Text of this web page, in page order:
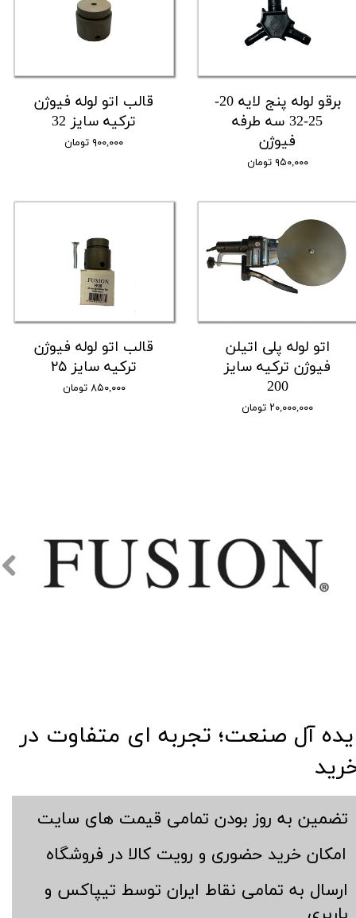
برقو لوله پنج لایه 20-
25-32 سه طرفه
فیوژن
۹۵۰,۰۰۰ تومان
قالب اتو لوله فیوژن
ترکیه سایز 32
۹۰۰,۰۰۰ تومان
اتو لوله پلی اتیلن
فیوژن ترکیه سایز
200
۲۰,۰۰۰,۰۰۰ تومان
قالب اتو لوله فیوژن
ترکیه سایز ۲۵
۸۵۰,۰۰۰ تومان
​تضمین به روز بودن تمامی قیمت های سایت
​امکان خرید حضوری و رویت کالا در فروشگاه
​ارسال به تمامی نقاط ایران توسط تیپاکس و
آل صنعت؛ تجربه ای متفاوت در